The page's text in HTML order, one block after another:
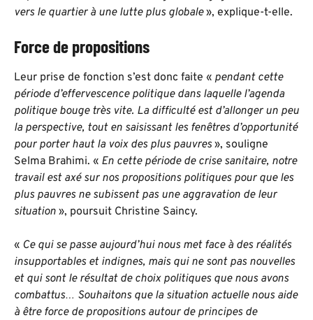
vers le quartier à une lutte plus globale», explique-t-elle.
Force de propositions
Leur prise de fonction s’est donc faite « pendant cette
période d’effervescence politique dans laquelle l’agenda
politique bouge très vite. La difficulté est d’allonger un peu
la perspective, tout en saisissant les fenêtres d’opportunité
pour porter haut la voix des plus pauvres», souligne
Selma Brahimi. « En cette période de crise sanitaire, notre
travail est axé sur nos propositions politiques pour que les
plus pauvres ne subissent pas une aggravation de leur
situation », poursuit Christine Saincy.
« Ce qui se passe aujourd’hui nous met face à des réalités
insupportables et indignes, mais qui ne sont pas nouvelles
et qui sont le résultat de choix politiques que nous avons
combattus… Souhaitons que la situation actuelle nous aide
à être force de propositions autour de principes de